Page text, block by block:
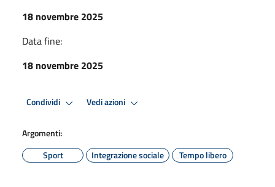
18 novembre 2025
Data fine:
18 novembre 2025
Condividi Vedi azioni
Argomenti:
Sport
Integrazione sociale Tempo libero